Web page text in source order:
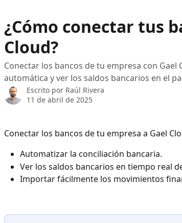
¿Cómo conectar tus
Cloud?
Conectar los bancos de tu empresa con
automática y ver los saldos bancarios en el
Escrito por Raúl Rivera
11 de abril de 2025
Conectar los bancos de tu empresa a Gael
Automatizar la conciliación bancaria.
Ver los saldos bancarios en tiempo real
Importar fácilmente los movimientos